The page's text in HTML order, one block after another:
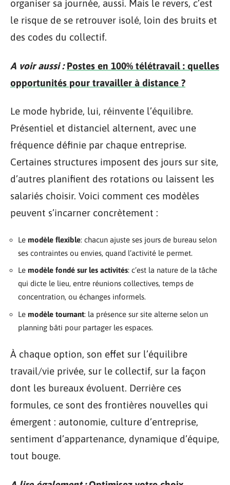
organiser sa journée, aussi. Mais le revers, c’est
le risque de se retrouver isolé, loin des bruits et
des codes du collectif.
A voir aussi : Postes en 100% télétravail : quelles
opportunités pour travailler à distance ?
Le mode hybride, lui, réinvente l’équilibre.
Présentiel et distanciel alternent, avec une
fréquence définie par chaque entreprise.
Certaines structures imposent des jours sur site,
d’autres planifient des rotations ou laissent les
salariés choisir. Voici comment ces modèles
peuvent s’incarner concrètement :
Le modèle flexible: chacun ajuste ses jours de bureau selon
ses contraintes ou envies, quand l’activité le permet.
Le modèle fondé sur les activités: c’est la nature de la tâche
qui dicte le lieu, entre réunions collectives, temps de
concentration, ou échanges informels.
Le modèle tournant: la présence sur site alterne selon un
planning bâti pour partager les espaces.
À chaque option, son effet sur l’équilibre
travail/vie privée, sur le collectif, sur la façon
dont les bureaux évoluent. Derrière ces
formules, ce sont des frontières nouvelles qui
émergent : autonomie, culture d’entreprise,
sentiment d’appartenance, dynamique d’équipe,
tout bouge.